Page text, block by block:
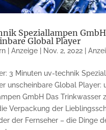
Speziallampen
Global Player
| Anzeige| Nov. 2, 2022|
3 Minuten uv-technik
unscheinbare Global Player:
GmbH Das Trinkwasser
Verpackung der
der Fernseher – die Dinge